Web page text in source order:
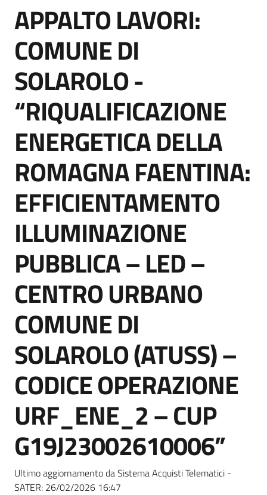
acquisto
Supporto
Piattaforme
telematiche
English
site
Seguici
su
Salta al contenuto
APPALTO LAVORI:
COMUNE DI
SOLAROLO -
“RIQUALIFICAZIONE
ENERGETICA DELLA
ROMAGNA FAENTINA:
EFFICIENTAMENTO
ILLUMINAZIONE
PUBBLICA – LED –
CENTRO URBANO
COMUNE DI
SOLAROLO (ATUSS) –
CODICE OPERAZIONE
URF_ENE_2 – CUP
G19J23002610006”
Ultimo aggiornamento da Sistema Acquisti Telematici -
SATER: 26/02/2026 16:47